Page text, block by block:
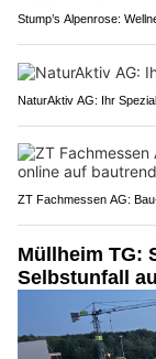
Stump’s Alpenrose:
NaturAktiv AG: Ihr
ZT Fachmessen AG:
Müllheim TG:
Selbstunfall